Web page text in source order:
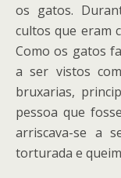
os gatos.
cultos que eram
Como os gatos
a ser vistos
bruxarias,
pessoa que
arriscava-se a
torturada e